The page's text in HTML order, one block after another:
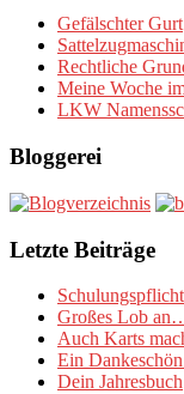
Gefälschter Gurt
Rechtliche
Meine Woche
LKW
Bloggerei
Letzte Beiträge
Großes Lob
Auch Karts
Ein
Dein Jahresbuch